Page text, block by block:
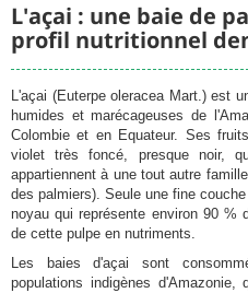
L'açai : une baie de
profil nutritionnel
L'açai (Euterpe oleracea Mart.) est
humides et marécageuses de
Colombie et en Equateur. Ses
violet très foncé, presque noir,
appartiennent à une tout autre
des palmiers). Seule une fine
noyau qui représente environ 90
de cette pulpe en nutriments.
Les baies d'açai sont
populations indigènes